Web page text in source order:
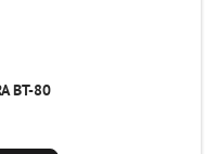
BT-80